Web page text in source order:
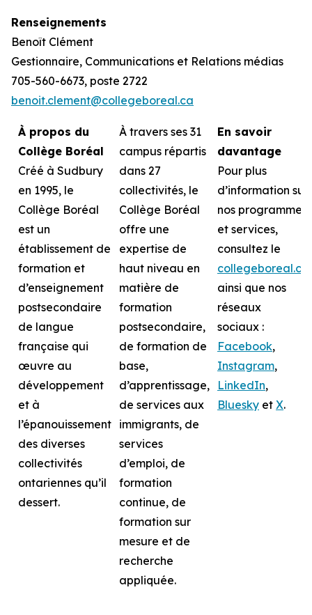
Renseignements
Benoît Clément
Gestionnaire, Communications et Relations médias
705-560-6673, poste 2722
benoit.clement@collegeboreal.ca
À propos du
Collège Boréal
Créé à Sudbury
en 1995, le
Collège Boréal
est un
établissement de
formation et
d’enseignement
postsecondaire
de langue
française qui
œuvre au
développement
et à
l’épanouissement
des diverses
collectivités
ontariennes qu’il
dessert.
À travers ses 31
campus répartis
dans 27
collectivités, le
Collège Boréal
offre une
expertise de
haut niveau en
matière de
formation
postsecondaire,
de formation de
base,
d’apprentissage,
de services aux
immigrants, de
services
d’emploi, de
formation
continue, de
formation sur
mesure et de
recherche
appliquée.
En savoir
davantage
Pour plus
d’information sur
nos programmes
et services,
consultez le
collegeboreal.ca
ainsi que nos
réseaux
sociaux :
Facebook,
Instagram,
LinkedIn,
Bluesky et X.